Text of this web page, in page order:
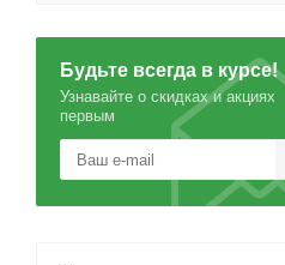
Будьте всегда в курсе!
Узнавайте о скидках и акциях
первым